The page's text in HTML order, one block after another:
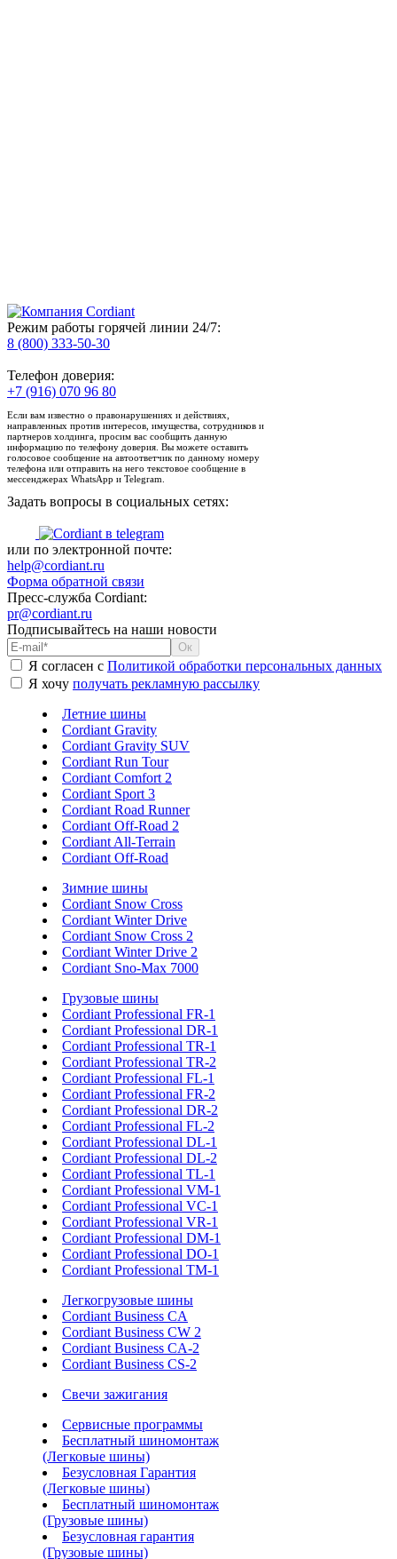
Режим работы горячей линии 24/7:
8 (800) 333-50-30
Телефон доверия:
+7 (916) 070 96 80
Если вам известно о правонарушениях и действиях,
направленных против интересов, имущества, сотрудников и
партнеров холдинга, просим вас сообщить данную
информацию по телефону доверия. Вы можете оставить
голосовое сообщение на автоответчик по данному номеру
телефона или отправить на него текстовое сообщение в
мессенджерах WhatsApp и Telegram.
Задать вопросы в социальных сетях:
или по электронной почте:
help@cordiant.ru
Форма обратной связи
Пресс-служба Cordiant:
pr@cordiant.ru
Подписывайтесь на наши новости
Я согласен с Политикой обработки персональных данных
Я хочу получать рекламную рассылку
Летние шины
Cordiant Gravity
Cordiant Gravity SUV
Cordiant Run Tour
Cordiant Comfort 2
Cordiant Sport 3
Cordiant Road Runner
Cordiant Off-Road 2
Cordiant All-Terrain
Cordiant Off-Road
Зимние шины
Cordiant Snow Cross
Cordiant Winter Drive
Cordiant Snow Cross 2
Cordiant Winter Drive 2
Cordiant Sno-Max 7000
Грузовые шины
Cordiant Professional FR-1
Cordiant Professional DR-1
Cordiant Professional TR-1
Cordiant Professional TR-2
Cordiant Professional FL-1
Cordiant Professional FR-2
Cordiant Professional DR-2
Cordiant Professional FL-2
Cordiant Professional DL-1
Cordiant Professional DL-2
Cordiant Professional TL-1
Cordiant Professional VM-1
Cordiant Professional VC-1
Cordiant Professional VR-1
Cordiant Professional DM-1
Cordiant Professional DO-1
Cordiant Professional TM-1
Легкогрузовые шины
Cordiant Business CA
Cordiant Business CW 2
Cordiant Business CA-2
Cordiant Business CS-2
Свечи зажигания
Сервисные программы
Бесплатный шиномонтаж
(Легковые шины)
Безусловная Гарантия
(Легковые шины)
Бесплатный шиномонтаж
(Грузовые шины)
Безусловная гарантия
(Грузовые шины)